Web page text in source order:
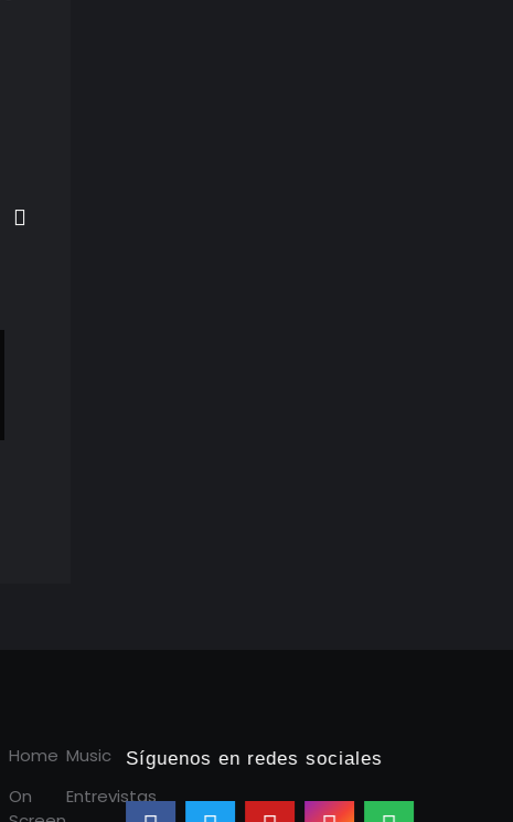
Home
On
Music
Entrevistas
Síguenos en redes sociales